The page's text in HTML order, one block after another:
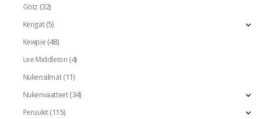
Götz(32)
Kengät(5)
Kewpie(48)
Lee Middleton(4)
Nukensilmät(11)
Nukenvaatteet(34)
Peruukit(115)